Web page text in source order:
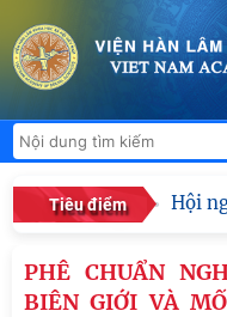
Tiêu điểm Hội nghị
PHÊ CHUẨN
BIÊN GIỚI VÀ